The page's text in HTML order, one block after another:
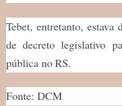
Tebet, entretanto,
de decreto legislativo
pública no RS.
Fonte: DCM